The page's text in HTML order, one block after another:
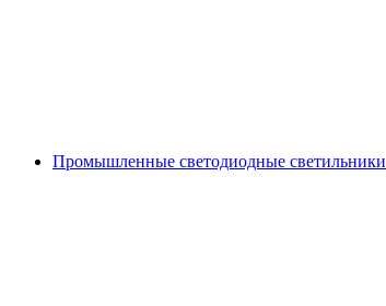
Промышленные светодиодные светильники